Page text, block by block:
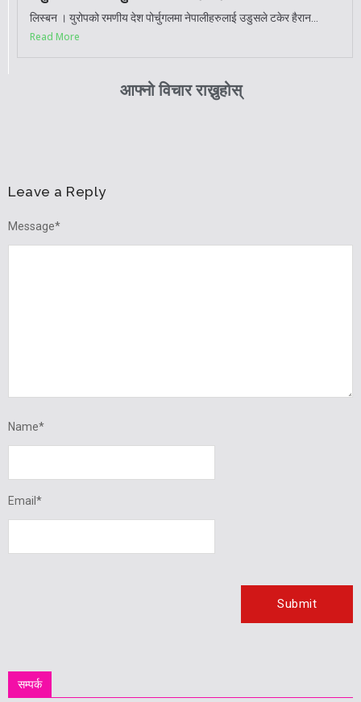
लिस्बन । युरोपको रमणीय देश पोर्चुगलमा नेपालीहरुलाई उडुसले टकेर हैरान...
Read More
आफ्नो विचार राख्नुहोस्
Leave a Reply
Message*
Name*
Email *
सम्पर्क